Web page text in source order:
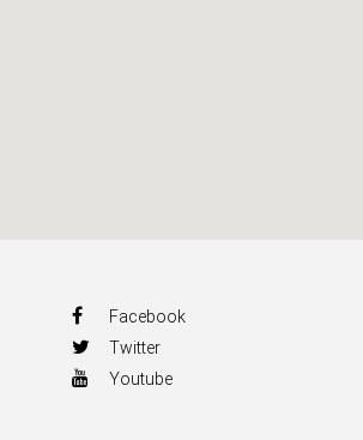
Facebook
Twitter
Youtube